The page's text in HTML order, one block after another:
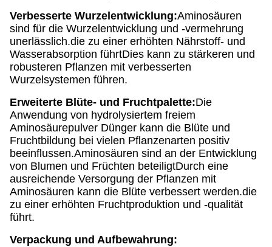
Verbesserte Wurzelentwicklung:Aminosäuren
sind für die Wurzelentwicklung und -vermehrung
unerlässlich.die zu einer erhöhten Nährstoff- und
Wasserabsorption führtDies kann zu stärkeren und
robusteren Pflanzen mit verbesserten
Wurzelsystemen führen.
Erweiterte Blüte- und Fruchtpalette:Die
Anwendung von hydrolysiertem freiem
Aminosäurepulver Dünger kann die Blüte und
Fruchtbildung bei vielen Pflanzenarten positiv
beeinflussen.Aminosäuren sind an der Entwicklung
von Blumen und Früchten beteiligtDurch eine
ausreichende Versorgung der Pflanzen mit
Aminosäuren kann die Blüte verbessert werden.die
zu einer erhöhten Fruchtproduktion und -qualität
führt.
Verpackung und Aufbewahrung: